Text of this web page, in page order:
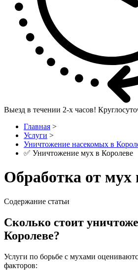
Выезд в течении 2-х часов!
Главная >
Услуги >
Уничтожение насекомых в
✅ Уничтожение мух в Королеве
Обработка от мух
Содержание статьи
Сколько стоит
Королеве?
Услуги по борьбе с мухами
факторов: